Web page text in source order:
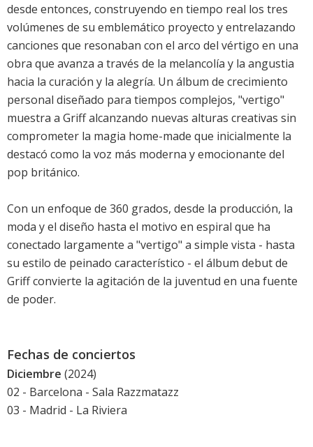
desde entonces, construyendo en tiempo real los tres
volúmenes de su emblemático proyecto y entrelazando
canciones que resonaban con el arco del vértigo en una
obra que avanza a través de la melancolía y la angustia
hacia la curación y la alegría. Un álbum de crecimiento
personal diseñado para tiempos complejos, "vertigo"
muestra a Griff alcanzando nuevas alturas creativas sin
comprometer la magia home-made que inicialmente la
destacó como la voz más moderna y emocionante del
pop británico.
Con un enfoque de 360 grados, desde la producción, la
moda y el diseño hasta el motivo en espiral que ha
conectado largamente a "vertigo" a simple vista - hasta
su estilo de peinado característico - el álbum debut de
Griff convierte la agitación de la juventud en una fuente
de poder.
Fechas de conciertos
Diciembre (2024)
02 - Barcelona - Sala Razzmatazz
03 - Madrid - La Riviera